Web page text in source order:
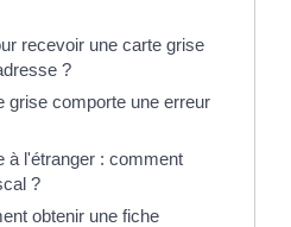
recevoir une carte grise
?
grise comporte une erreur
à l'étranger : comment
?
obtenir une fiche